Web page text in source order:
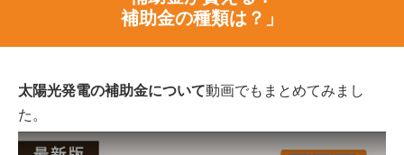
補助金の種類は？」
太陽光発電の補助金について動画でもまとめてみまし
た。